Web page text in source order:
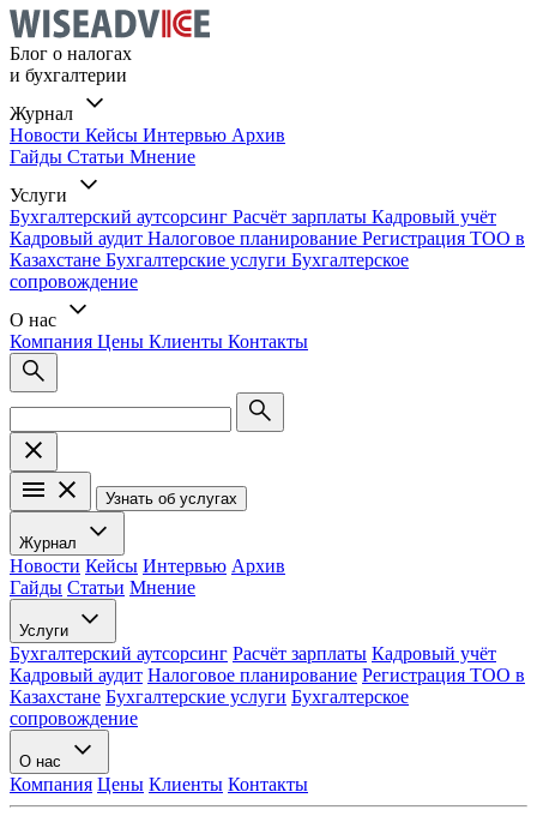
Блог о налогах
и бухгалтерии
Журнал
Новости Кейсы Интервью Архив
Гайды Статьи Мнение
Услуги
Бухгалтерский аутсорсинг Расчёт зарплаты Кадровый учёт
Кадровый аудит Налоговое планирование Регистрация ТОО в
Казахстане Бухгалтерские услуги Бухгалтерское
сопровождение
О нас
Компания Цены Клиенты Контакты
Узнать об услугах
Журнал
Новости Кейсы Интервью Архив
Гайды Статьи Мнение
Услуги
Бухгалтерский аутсорсинг Расчёт зарплаты Кадровый учёт
Кадровый аудит Налоговое планирование Регистрация ТОО в
Казахстане Бухгалтерские услуги Бухгалтерское
сопровождение
О нас
Компания Цены Клиенты Контакты